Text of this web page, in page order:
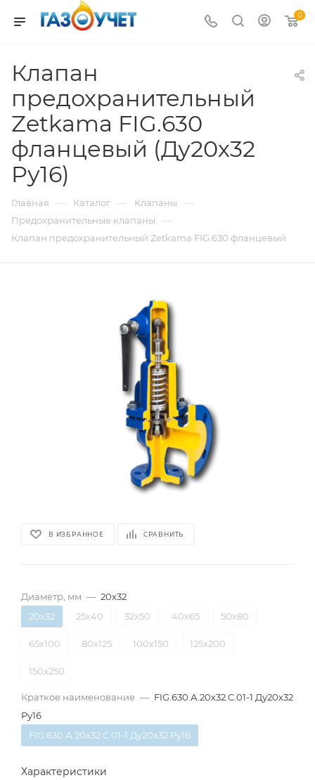
0
Клапан
предохранительный
Zetkama FIG.630
фланцевый (Ду20х32
Pу16)
Главная — Каталог — Клапаны —
Предохранительные клапаны —
Клапан предохранительный Zetkama FIG.630 фланцевый
В ИЗБРАННОЕ СРАВНИТЬ
Диаметр, мм — 20х32
20х32
25х40 32х50 40х65 50х80
65х100 80х125 100х150 125х200
150х250
Краткое наименование — FIG.630.А.20х32.C.01-1 Ду20x32
Pу16
FIG.630.А.20х32.C.01-1 Ду20x32 Pу16
Характеристики